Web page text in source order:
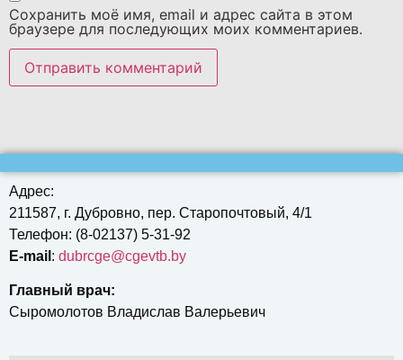
Сохранить моё имя, email и адрес сайта в этом
браузере для последующих моих комментариев.
Адрес:
211587, г. Дубровно, пер. Старопочтовый, 4/1
Телефон: (8-02137) 5-31-92
E-mail : dubrcgе@cgevtb.by
Главный врач:
Сыромолотов Владислав Валерьевич